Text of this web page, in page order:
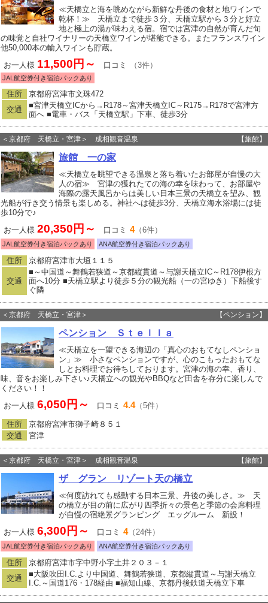
≪天橋立と海を眺めながら新鮮な丹後の食材と地ワインで
乾杯！≫ 天橋立まで徒歩３分、天橋立駅から３分と好立
地と極上の湯が味わえる宿。宿では宮津の自然が育んだ旬
の味覚と自社ワイナリーの天橋立ワインが堪能できる。またフランスワイン
他50,000本の輸入ワインも貯蔵。
お一人様 11,500円～ 口コミ （3件）
JAL航空券付き宿泊パックあり
住所
京都府宮津市文珠472
交通
■宮津天橋立ICから→R178～宮津天橋立IC～R175→R178で宮津方
面へ ■電車・バス「天橋立駅」下車、徒歩3分
＜京都府 天橋立・宮津＞ 成相観音温泉 【旅館】
旅館 一の家
≪天橋立を眺望できる温泉と落ち着いたお部屋が自慢の大
人の宿≫ 宮津の獲れたての海の幸を味わって、お部屋や
海際の露天風呂からは美しい日本三景の天橋立を望み、観
光船が行き交う情景も楽しめる。神社へは徒歩3分、天橋立海水浴場には徒
歩10分で♪
お一人様 20,350円～ 口コミ 4（6件）
JAL航空券付き宿泊パックあり ANA航空券付き宿泊パックあり
住所 京都府宮津市大垣１１５
交通
■～中国道～舞鶴若狭道～京都縦貫道～与謝天橋立IC～R178伊根方
面へ10分 ■天橋立駅より徒歩５分の観光船（一の宮ゆき）下船後す
ぐ隣
＜京都府 天橋立・宮津＞ 【ペンション】
ペンション Ｓｔｅｌｌａ
≪天橋立を一望できる海辺の「真心のおもてなしペンショ
ン」≫ 小さなペンションですが、心のこもったおもてな
しとお料理でお待ちしております。宮津の海の幸、香り、
味、音をお楽しみ下さい♪天橋立への観光やBBQなど田舎を存分に楽しんで
ください！！
お一人様 6,050円～ 口コミ 4.4（5件）
住所
京都府宮津市獅子崎８５１
交通
宮津
＜京都府 天橋立・宮津＞ 成相観音温泉 【旅館】
ザ グラン リゾート天の橋立
≪何度訪れても感動する日本三景、丹後の美しさ。≫ 天
の橋立が目の前に広がり四季折々の景色と季節の会席料理
が自慢の宿絶景グランピング エッグルーム 新設！
お一人様 6,300円～ 口コミ 4（24件）
JAL航空券付き宿泊パックあり ANA航空券付き宿泊パックあり
住所
京都府宮津市字中野小字土井２０３－１
交通
■大阪吹田I.C.より中国道、舞鶴若狭道、京都縦貫道～与謝天橋立
I.C.～国道176・178経由 ■福知山線、京都丹後鉄道天橋立下車